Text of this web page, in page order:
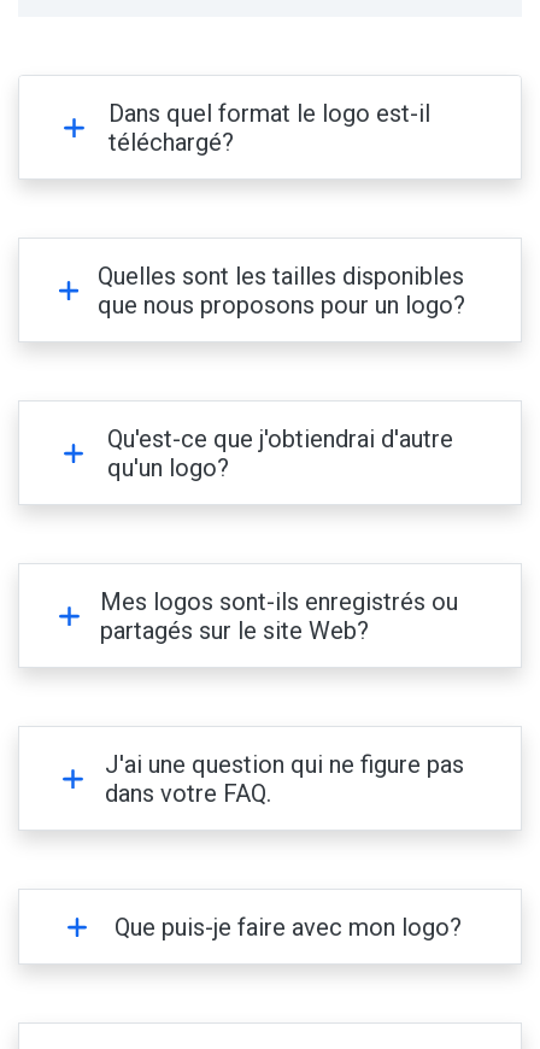
Dans quel format le logo est-il
téléchargé?
Quelles sont les tailles disponibles
que nous proposons pour un logo?
Qu'est-ce que j'obtiendrai d'autre
qu'un logo?
Mes logos sont-ils enregistrés ou
partagés sur le site Web?
J'ai une question qui ne figure pas
dans votre FAQ.
Que puis-je faire avec mon logo?